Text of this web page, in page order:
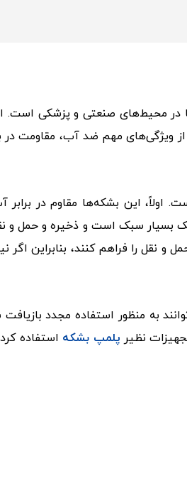
در محیط‌های صنعتی و پزشکی است.
از ویژگی‌های مهم ضد آب، مقاومت در
اولاً، این بشکه‌ها مقاوم در
بسیار سبک است و ذخیره و حمل و
را فراهم کنند، بنابراین اگر
به منظور استفاده مجدد بازیافت
نظیر پلمپ بشکه استفاده